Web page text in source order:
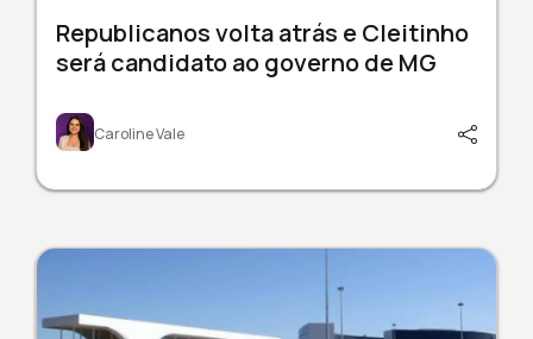
Republicanos volta atrás e Cleitinho
será candidato ao governo de MG
Caroline Vale